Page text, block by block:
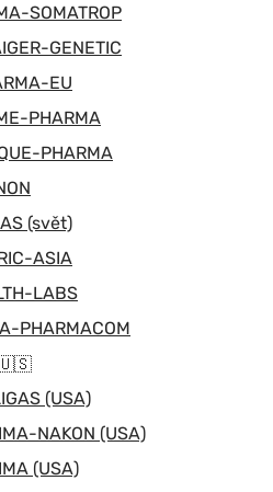
SOMATROP
GENETIC
EU
PHARMA
PHARMA
(svět)
ASIA
LABS
PHARMACOM
🇺🇸
(USA)
NAKON (USA)
(USA)